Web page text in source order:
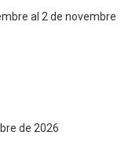
al 2 de novembre
de 2026